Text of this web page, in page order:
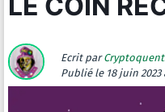
Ecrit par
Publié le 18 juin 2023